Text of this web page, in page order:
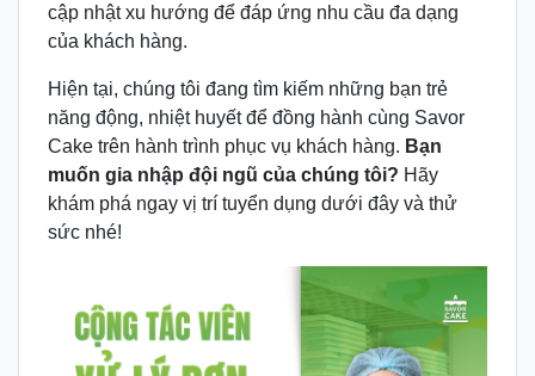
cập nhật xu hướng để đáp ứng nhu cầu đa dạng
của khách hàng.
Hiện tại, chúng tôi đang tìm kiếm những bạn trẻ
năng động, nhiệt huyết để đồng hành cùng Savor
Cake trên hành trình phục vụ khách hàng. Bạn
muốn gia nhập đội ngũ của chúng tôi? Hãy
khám phá ngay vị trí tuyển dụng dưới đây và thử
sức nhé!